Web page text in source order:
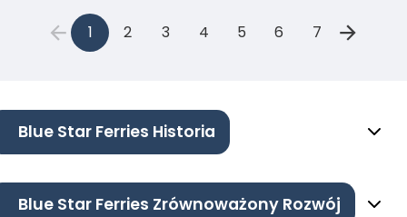
1 2 3 4 5 6 7
Blue Star Ferries Historia
Blue Star Ferries Zrównoważony Rozwój